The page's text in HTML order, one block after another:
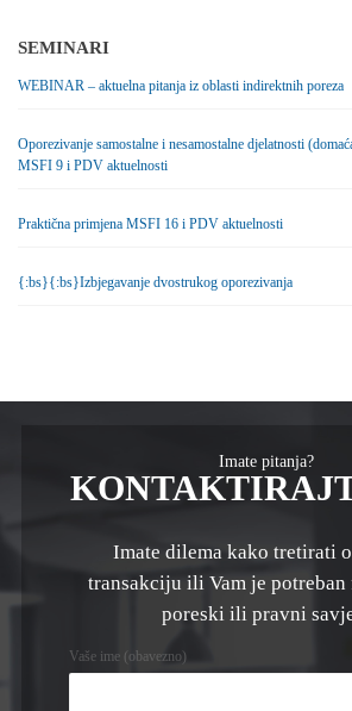
SEMINARI
WEBINAR – aktuelna pitanja iz oblasti indirektnih poreza
Oporezivanje samostalne i nesamostalne djelatnosti
MSFI 9 i PDV aktuelnosti
Praktična primjena MSFI 16 i PDV aktuelnosti
{:bs}{:bs}Izbjegavanje dvostrukog oporezivanja
Imate pitanja?
Imate dilema kako tretirati
transakciju ili Vam je
poreski ili pravni
Vaše ime (obavezno)